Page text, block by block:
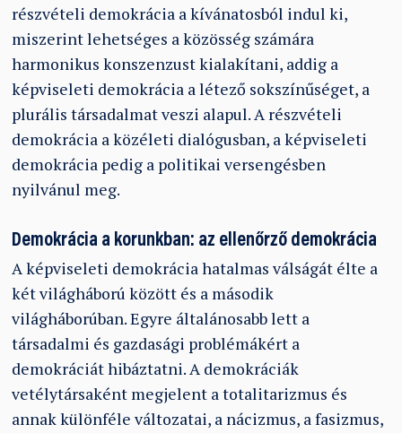
részvételi demokrácia a kívánatosból indul ki,
miszerint lehetséges a közösség számára
harmonikus konszenzust kialakítani, addig a
képviseleti demokrácia a létező sokszínűséget, a
plurális társadalmat veszi alapul. A részvételi
demokrácia a közéleti dialógusban, a képviseleti
demokrácia pedig a politikai versengésben
nyilvánul meg.
Demokrácia a korunkban: az ellenőrző demokrácia
A képviseleti demokrácia hatalmas válságát élte a
két világháború között és a második
világháborúban. Egyre általánosabb lett a
társadalmi és gazdasági problémákért a
demokráciát hibáztatni. A demokráciák
vetélytársaként megjelent a totalitarizmus és
annak különféle változatai, a nácizmus, a fasizmus,